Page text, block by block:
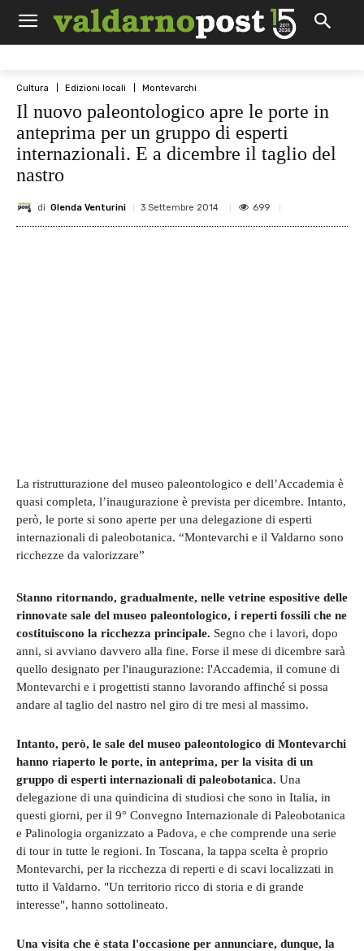
Cultura Edizioni locali Montevarchi
Il nuovo paleontologico apre le porte in
anteprima per un gruppo di esperti
internazionali. E a dicembre il taglio del
nastro
di Glenda Venturini 3 Settembre 2014 699
La ristrutturazione del museo paleontologico e dell’Accademia è
quasi completa, l’inaugurazione è prevista per dicembre. Intanto,
però, le porte si sono aperte per una delegazione di esperti
internazionali di paleobotanica. “Montevarchi e il Valdarno sono
ricchezze da valorizzare”
Stanno ritornando, gradualmente, nelle vetrine espositive delle
rinnovate sale del museo paleontologico, i reperti fossili che ne
costituiscono la ricchezza principale. Segno che i lavori, dopo
anni, si avviano davvero alla fine. Forse il mese di dicembre sarà
quello designato per l'inaugurazione: l'Accademia, il comune di
Montevarchi e i progettisti stanno lavorando affinché si possa
andare al taglio del nastro nel giro di tre mesi al massimo.
Intanto, però, le sale del museo paleontologico di Montevarchi
hanno riaperto le porte, in anteprima, per la visita di un
gruppo di esperti internazionali di paleobotanica. Una
delegazione di una quindicina di studiosi che sono in Italia, in
questi giorni, per il 9° Convegno Internazionale di Paleobotanica
e Palinologia organizzato a Padova, e che comprende una serie
di tour in tutte le regioni. In Toscana, la tappa scelta è proprio
Montevarchi, per la ricchezza di reperti e di scavi localizzati in
tutto il Valdarno. "Un territorio ricco di storia e di grande
interesse", hanno sottolineato.
Una visita che è stata l'occasione per annunciare, dunque, la